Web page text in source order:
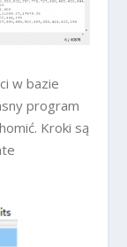
w bazie
program
Kroki są